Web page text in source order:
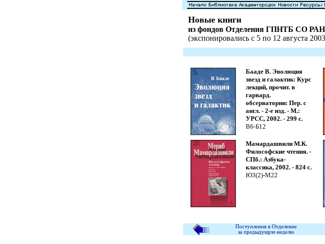
Новые книги
из фондов Отделения ГПНТБ СО РАН
(экспонировались с 5 по 12 августа
Бааде В. Эволюция
звезд и галактик: Курс
лекций, прочит. в
гарвард.
обсерватории: Пер. с
англ. - 2-е изд. - М.:
УРСС, 2002. - 299 с.
В6-Б12
Мамардашвили М.К.
Философские чтения. -
СПб.: Азбука-
классика, 2002. - 824 с.
Ю3(2)-М22
Поступления в Отделение
за предыдущую неделю